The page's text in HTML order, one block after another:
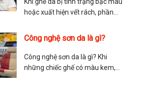
tuyệt vời với dòng Ceramic
hoặc xuất hiện vết rách, phần
việc nên bọc ghế da lại hay sơn
ghế da? Sau đây là chia sẻ của
anh Tuấn Sơn Da về vấn đề này
để giúp mọi người lựa
Công nghệ sơn da là gì?
Công nghệ sơn da là gì? Khi
những chiếc ghế có màu kem,